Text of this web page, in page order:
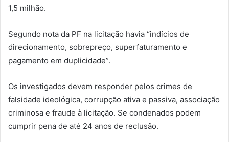
1,5 milhão.
Segundo nota da PF na licitação havia “indícios de
direcionamento, sobrepreço, superfaturamento e
pagamento em duplicidade”.
Os investigados devem responder pelos crimes de
falsidade ideológica, corrupção ativa e passiva, associação
criminosa e fraude à licitação. Se condenados podem
cumprir pena de até 24 anos de reclusão.